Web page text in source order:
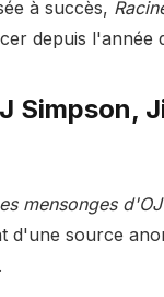
à succès,
depuis l'année
Simpson,
mensonges
d'une source